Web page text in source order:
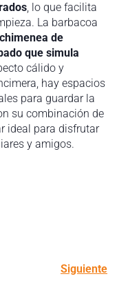
, lo que facilita
La barbacoa
de
que simula
cálido y
hay espacios
para guardar la
su combinación de
ideal para disfrutar
y amigos.
Siguiente